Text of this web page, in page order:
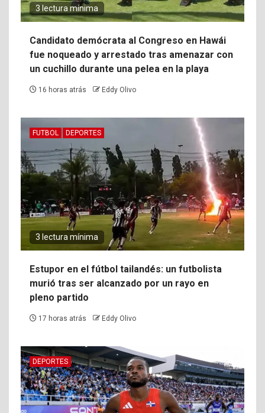
3 lectura mínima
Candidato demócrata al Congreso en Hawái
fue noqueado y arrestado tras amenazar con
un cuchillo durante una pelea en la playa
16 horas atrás Eddy Olivo
FUTBOL DEPORTES
3 lectura mínima
Estupor en el fútbol tailandés: un futbolista
murió tras ser alcanzado por un rayo en
pleno partido
17 horas atrás Eddy Olivo
DEPORTES